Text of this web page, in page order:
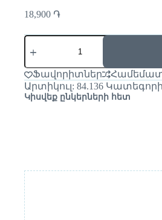
18,900 ֏
Ֆավորիտներ
Արտիկուլ: 84.136
Կիսվեք ընկերների հետ